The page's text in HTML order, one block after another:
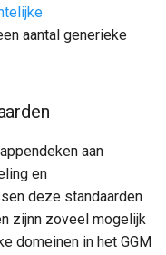
aantal generieke
aan
en
deze standaarden
zijnn zoveel mogelijk
domeinen in het GGM